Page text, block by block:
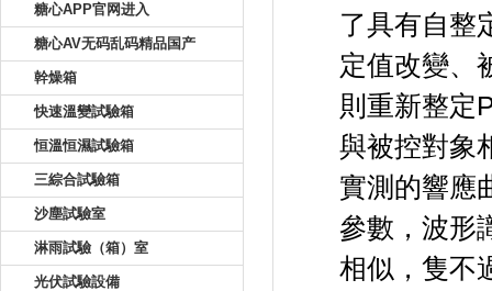
糖心APP官网进入
糖心AV无码乱码精品国产
幹燥箱
快速溫變試驗箱
恒溫恒濕試驗箱
三綜合試驗箱
沙塵試驗室
淋雨試驗（箱）室
光伏試驗設備
了具有自整
定值改變
則重新整定
與被控對象
實測的響應
參數，
相似，隻